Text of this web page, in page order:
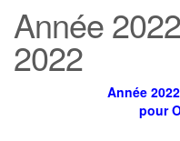
Année
2022
Année
pour